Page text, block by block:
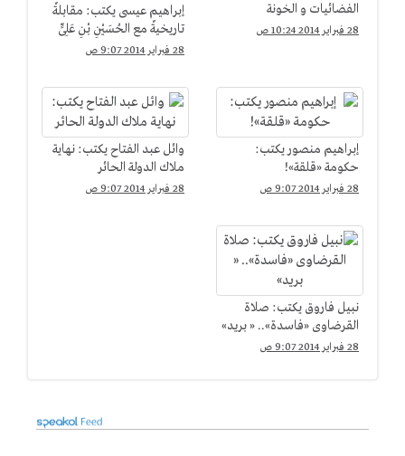
الفضائيات و الخونة
28 فبراير 2014 10:24 ص
إبراهيم عيسى يكتب: مقابلةٌ
تاريخيةٌ مع الحُسَيْنِ بْنِ عَلِىٍّ
28 فبراير 2014 9:07 ص
إبراهيم منصور يكتب:
حكومة «قلقة»!
28 فبراير 2014 9:07 ص
وائل عبد الفتاح يكتب: نهاية
ملاك الدولة الحائر
28 فبراير 2014 9:07 ص
نبيل فاروق يكتب: صلاة
القرضاوى «فاسدة».. « بريد»
28 فبراير 2014 9:07 ص